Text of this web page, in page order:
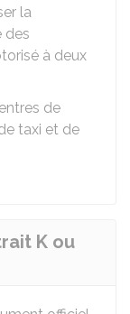
la
des
à deux
de
taxi et de
K ou